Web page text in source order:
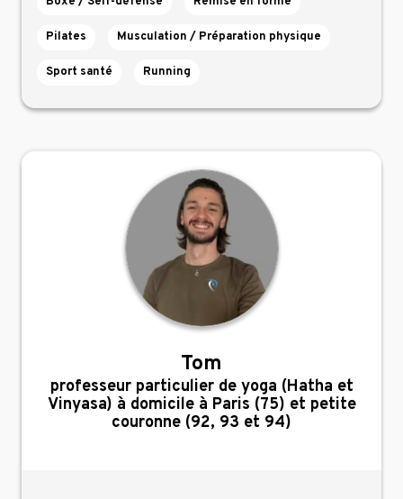
Pilates Musculation / Préparation physique
Sport santé Running
Tom
,
professeur particulier de yoga (Hatha et
Vinyasa) à domicile à Paris (75) et petite
couronne (92, 93 et 94)